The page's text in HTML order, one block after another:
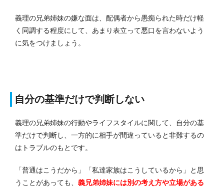
義理の兄弟姉妹の嫌な面は、配偶者から愚痴られた時だけ軽
く同調する程度にして、あまり表立って悪口を言わないよう
に気をつけましょう。
自分の基準だけで判断しない
義理の兄弟姉妹の行動やライフスタイルに関して、自分の基
準だけで判断し、一方的に相手が間違っていると非難するの
はトラブルのもとです。
「普通はこうだから」「私達家族はこうしているから」と思
うことがあっても、 義兄弟姉妹には別の考え方や立場がある